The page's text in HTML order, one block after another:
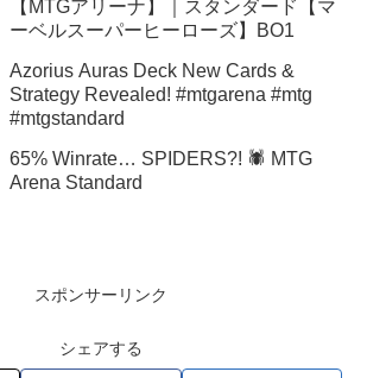
【MTGアリーナ】｜スタンダード【マ
ーベルスーパーヒーローズ】BO1
Azorius Auras Deck New Cards &
Strategy Revealed! #mtgarena #mtg
#mtgstandard
65% Winrate… SPIDERS?! 🕷️ MTG
Arena Standard
スポンサーリンク
シェアする